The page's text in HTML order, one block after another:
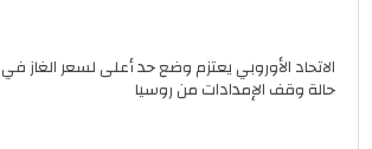
الاتحاد الأوروبي يعتزم وضع حد أعلى لسعر الغاز في
حالة وقف الإمدادات من روسيا